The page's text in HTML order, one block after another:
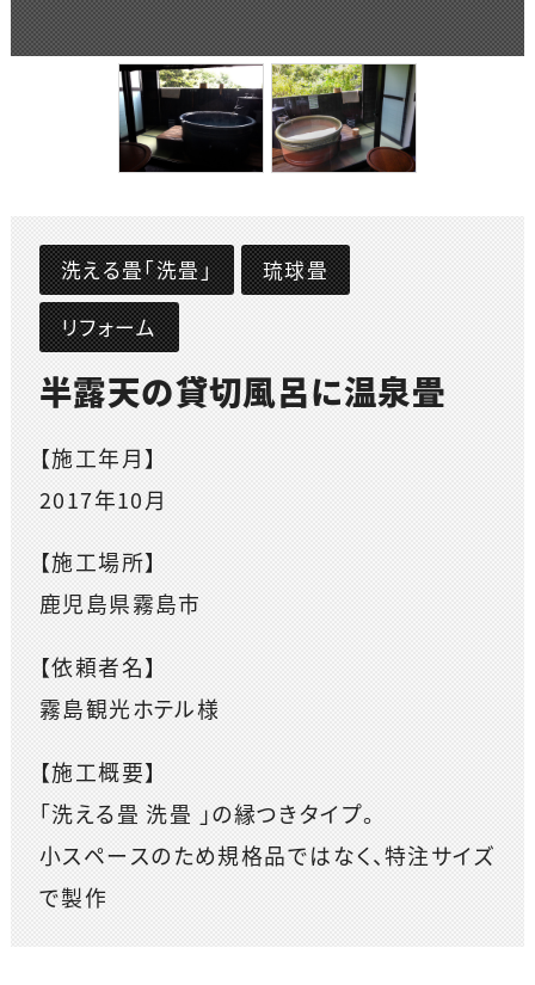
洗える畳「洗畳」
琉球畳
リフォーム
半露天の貸切風呂に温泉畳
【施工年月】
2017年10月
【施工場所】
鹿児島県霧島市
【依頼者名】
霧島観光ホテル様
【施工概要】
「洗える畳 洗畳 」の縁つきタイプ。
小スペースのため規格品ではなく、特注サイズ
で製作